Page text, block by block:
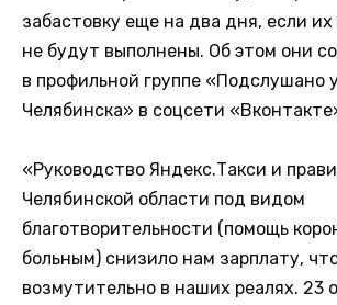
забастовку еще на два дня, если
не будут выполнены. Об этом они
в профильной группе «Подслушано
Челябинска» в соцсети
«Руководство Яндекс.Такси и
Челябинской области под видом
благотворительности (помощь
больным) снизило нам зарплату,
возмутительно в наших реалях. 23